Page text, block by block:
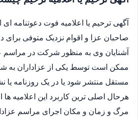
آگهی ترحیم یا اعلامیه فوت دعوتنامه
صاحبان عزا و اقوام نزدیک متوفی برای
آشنایان وی به منظور شرکت در مراسم
ممکن است توسط یکی از عزاداران به
مستقل منتشر شود یا در یک روزنامه یا
هرحال اصلی ترین کاربرد این اعلامیه ها
مرگ و زمان و مکان اجرای مراسم